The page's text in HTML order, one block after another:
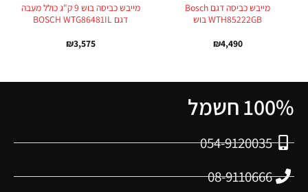
מייבש כביסה דגם Bosch
WTH85222GB בוש
₪4,490
מייבש כביסה בוש 9 ק"ג כולל מעבה
דגם BOSCH WTG86481IL
₪3,575
100% חשמל
054-9120035
08-9110666